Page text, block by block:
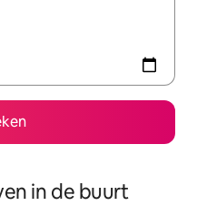
in de buurt